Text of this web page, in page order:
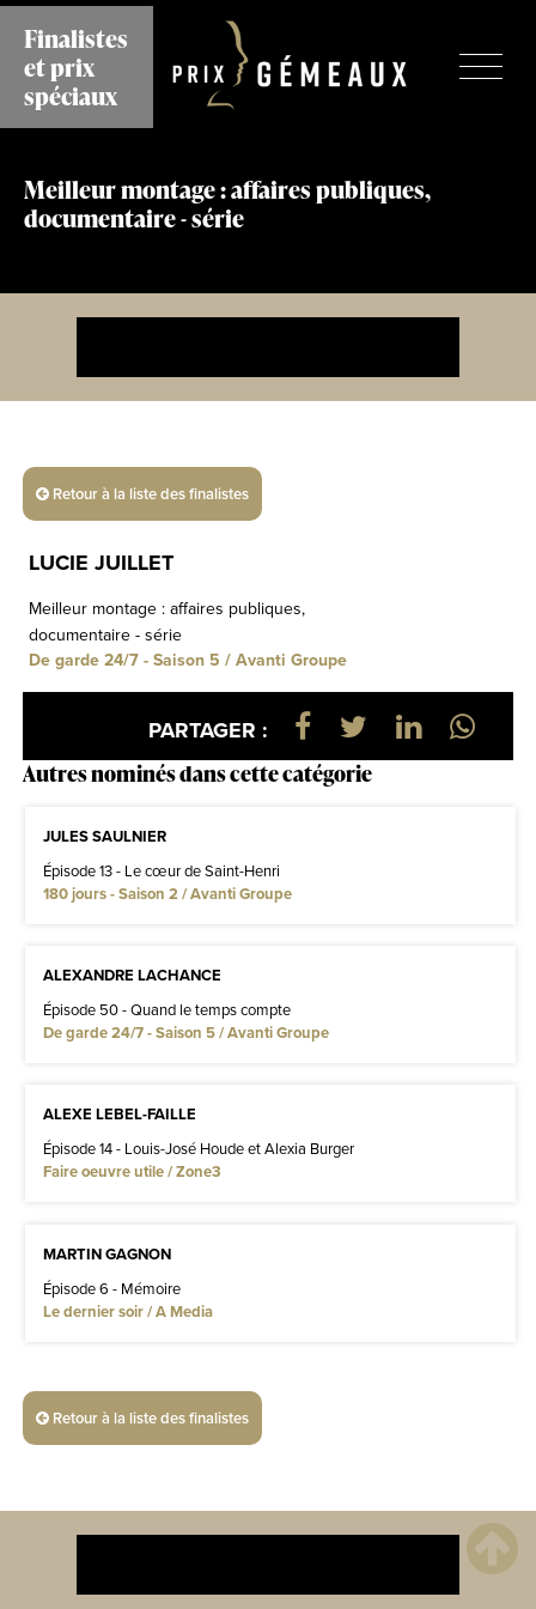
Aller
contenu
principal
Finalistes
et prix
spéciaux
Meilleur montage : affaires publiques,
documentaire - série
Retour à la liste des finalistes
LUCIE JUILLET
Meilleur montage : affaires publiques,
documentaire - série
De garde 24/7 - Saison 5 / Avanti Groupe
PARTAGER :
Autres nominés dans cette catégorie
JULES SAULNIER
Épisode 13 - Le cœur de Saint-Henri
180 jours - Saison 2 / Avanti Groupe
ALEXANDRE LACHANCE
Épisode 50 - Quand le temps compte
De garde 24/7 - Saison 5 / Avanti Groupe
ALEXE LEBEL-FAILLE
Épisode 14 - Louis-José Houde et Alexia Burger
Faire oeuvre utile / Zone3
MARTIN GAGNON
Épisode 6 - Mémoire
Le dernier soir / A Media
Retour à la liste des finalistes